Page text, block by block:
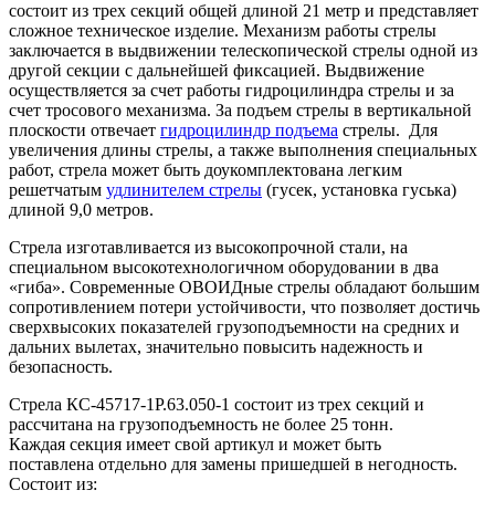
состоит из трех секций общей длиной 21 метр и представляет
сложное техническое изделие. Механизм работы стрелы
заключается в выдвижении телескопической стрелы одной из
другой секции с дальнейшей фиксацией. Выдвижение
осуществляется за счет работы гидроцилиндра стрелы и за
счет тросового механизма. За подъем стрелы в вертикальной
плоскости отвечает гидроцилиндр подъема стрелы. Для
увеличения длины стрелы, а также выполнения специальных
работ, стрела может быть доукомплектована легким
решетчатым удлинителем стрелы (гусек, установка гуська)
длиной 9,0 метров.
Стрела изготавливается из высокопрочной стали, на
специальном высокотехнологичном оборудовании в два
«гиба». Современные ОВОИДные стрелы обладают большим
сопротивлением потери устойчивости, что позволяет достичь
сверхвысоких показателей грузоподъемности на средних и
дальних вылетах, значительно повысить надежность и
безопасность.
Стрела КС-45717-1Р.63.050-1 состоит из трех секций и
рассчитана на грузоподъемность не более 25 тонн.
Каждая секция имеет свой артикул и может быть
поставлена отдельно для замены пришедшей в негодность.
Состоит из: